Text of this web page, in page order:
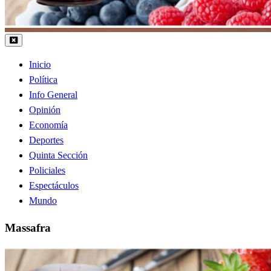
Inicio
Política
Info General
Opinión
Economía
Deportes
Quinta Sección
Policiales
Espectáculos
Mundo
Massafra